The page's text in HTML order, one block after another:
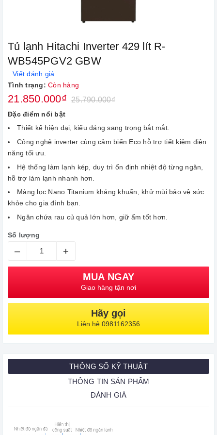
Tủ lạnh Hitachi Inverter 429 lít R-
WB545PGV2 GBW
Viết đánh giá
Tình trạng: Còn hàng
21.850.000₫ 25.790.000₫
Đặc điểm nổi bật
Thiết kế hiện đại, kiểu dáng sang trọng bắt mắt.
Công nghệ inverter cùng cảm biến Eco hỗ trợ tiết kiệm điện
năng tối ưu.
Hệ thống làm lạnh kép, duy trì ổn định nhiệt độ từng ngăn,
hỗ trợ làm lạnh nhanh hơn.
Màng lọc Nano Titanium kháng khuẩn, khử mùi bảo vệ sức
khỏe cho gia đình bạn.
Ngăn chứa rau củ quả lớn hơn, giữ ẩm tốt hơn.
Số lượng
– +
MUA NGAY
Giao hàng tận nơi
Hãy gọi
Liên hệ 0981162356
THÔNG SỐ KỸ THUẬT
THÔNG TIN SẢN PHẨM
ĐÁNH GIÁ